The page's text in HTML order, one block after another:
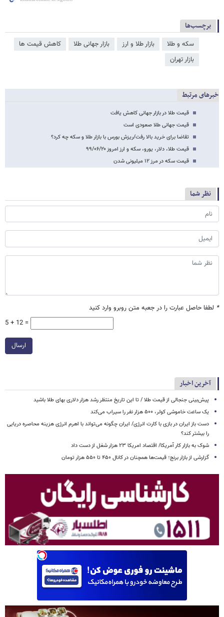
برچسب‌ها
سکه و طلا بازار طلا و ارز بازار جهانی طلا
کاهش قیمت ها
بازار تهران
خبرهای مرتبط
قیمت طلا در بازار جهانی کاهش یافت
قیمت جهانی طلا صعودی است
تقاضا برای خرید بالا رفت/ریزش بورس با بازار طلا و سکه چه کرد؟
قیمت طلا، دلار، یورو، سکه و ارز امروز ۹۹/۰۶/۲۰
قیمت سکه در مرز ۱۲ میلیونی شدن
نظر شما
* لطفا حاصل عبارت را در جعبه متن روبرو وارد کنید
5 + 12 =
ارسال
آخرین اخبار
پیش‌بینی جنجالی از قیمت طلا / تا این تاریخ منتظر رشد هزار دلاری بهای طلا باشید
یک ساعت خاموشی کولر، ۵۰۰ هزار نفر را سیراب می‌کند
دست باز ایران در بازی با کارت انرژی/ ایران چگونه می‌تواند با اهرم انرژی‌ هزینه محاصره دریایی
را بیشتر کند؟
شوک به بازار کار آمریکا/ اقتصاد امریکا ۲۳ هزار شغل از دست داد
گزارشی از بازار برنج؛ قیمت‌ها همچنان در کانال ۴۵۰ تا ۵۵۰ هزار تومان